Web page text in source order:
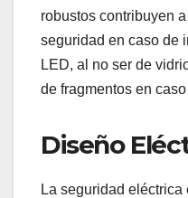
robustos contribuyen
seguridad en caso de
LED, al no ser de
de fragmentos en
Diseño
La seguridad